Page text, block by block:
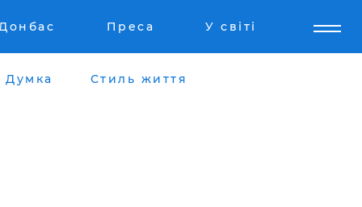
Преса У світі
Думка Стиль життя